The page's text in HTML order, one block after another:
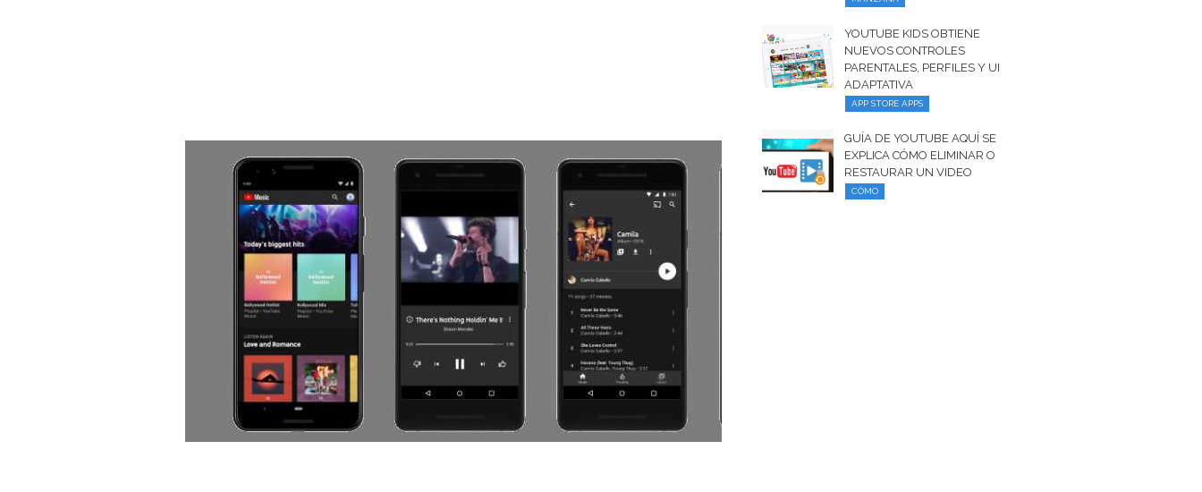
YOUTUBE KIDS OBTIENE
NUEVOS CONTROLES
PARENTALES, PERFILES Y UI
ADAPTATIVA
APP STORE APPS
GUÍA DE YOUTUBE AQUÍ SE
EXPLICA CÓMO ELIMINAR O
RESTAURAR UN VIDEO
CÓMO